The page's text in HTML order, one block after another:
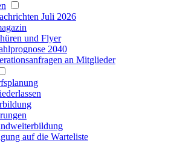
Juli 2026
und Flyer
2040
an Mitglieder
auf die Warteliste